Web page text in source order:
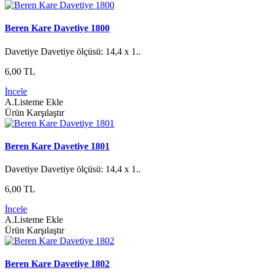
Beren Kare Davetiye 1800
Davetiye Davetiye ölçüsü: 14,4 x 1..
6,00 TL
İncele
A.Listeme Ekle
Ürün Karşılaştır
Beren Kare Davetiye 1801
Davetiye Davetiye ölçüsü: 14,4 x 1..
6,00 TL
İncele
A.Listeme Ekle
Ürün Karşılaştır
Beren Kare Davetiye 1802